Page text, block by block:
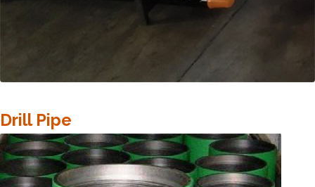
Drill Pipe